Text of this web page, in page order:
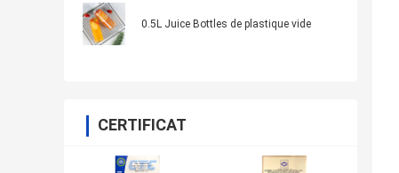
0.5L Juice Bottles de plastique vide
CERTIFICAT